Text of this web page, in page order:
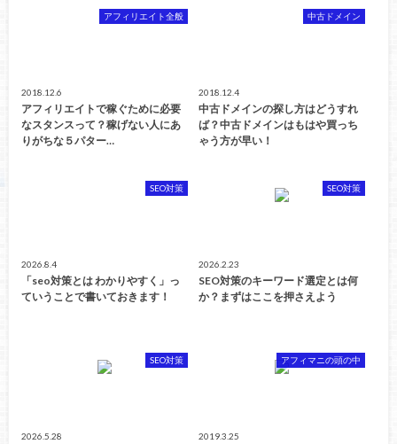
アフィリエイト全般
2018.12.6
アフィリエイトで稼ぐために必要
なスタンスって？稼げない人にあ
りがちな５パター…
中古ドメイン
2018.12.4
中古ドメインの探し方はどうすれ
ば？中古ドメインはもはや買っち
ゃう方が早い！
SEO対策
2026.8.4
「seo対策とは わかりやすく」っ
ていうことで書いておきます！
SEO対策
2026.2.23
SEO対策のキーワード選定とは何
か？まずはここを押さえよう
SEO対策
2026.5.28
アフィマニの頭の中
2019.3.25